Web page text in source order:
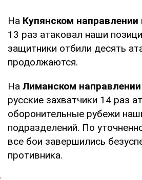
На Купянском направлении
13 раз атаковал наши
защитники отбили десять
продолжаются.
На Лиманском направлении
русские захватчики 14 раз
оборонительные рубежи
подразделений. По
все бои завершились
противника.